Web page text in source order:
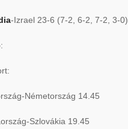
-Izrael 23-6 (7-2, 6-2, 7-2, 3-0)
Németország 14.45
Szlovákia 19.45